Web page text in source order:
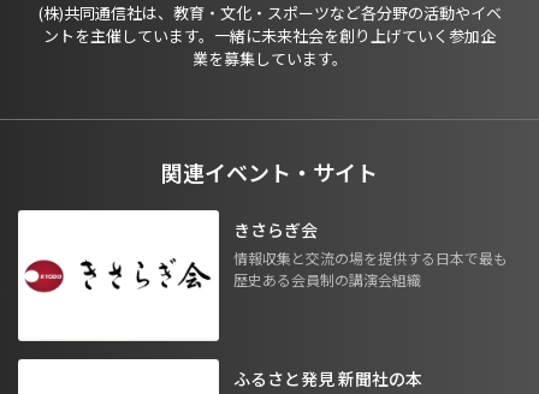
(株)共同通信社は、教育・文化・スポーツなど各分野の活動やイベ
ントを主催しています。一緒に未来社会を創り上げていく参加企
業を募集しています。
関連イベント・サイト
きさらぎ会
情報収集と交流の場を提供する日本で最も
歴史ある会員制の講演会組織
ふるさと発見 新聞社の本